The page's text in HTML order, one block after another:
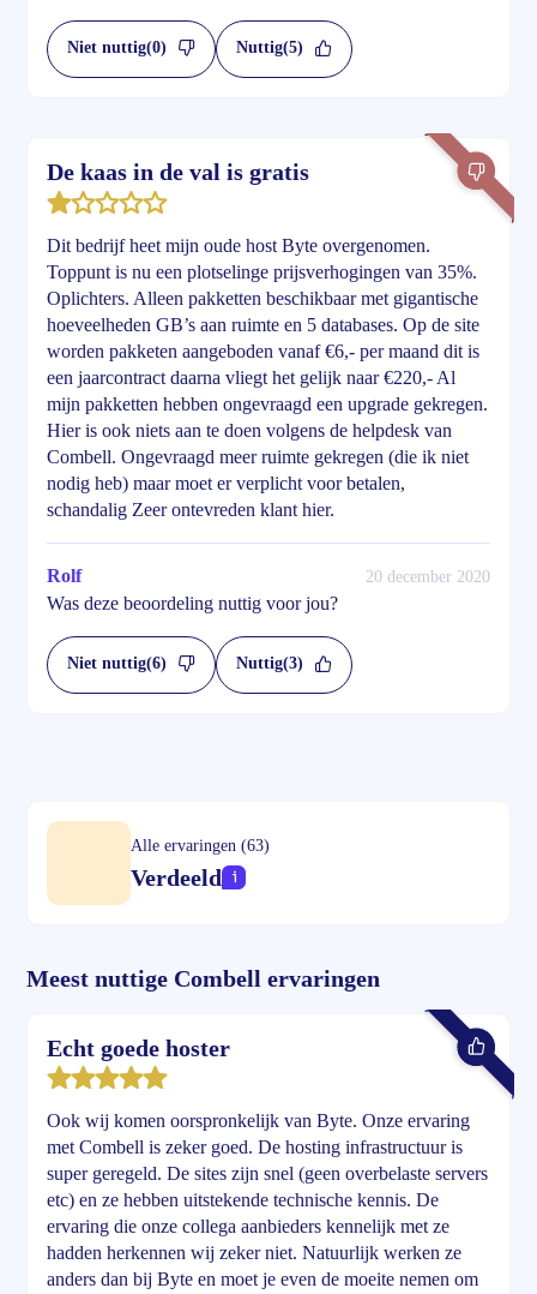
Alle ervaringen (63)
Verdeeld
Meest nuttige Combell ervaringen
Echt goede hoster
Ook wij komen oorspronkelijk van Byte. Onze ervaring
met Combell is zeker goed. De hosting infrastructuur is
super geregeld. De sites zijn snel (geen overbelaste servers
etc) en ze hebben uitstekende technische kennis. De
ervaring die onze collega aanbieders kennelijk met ze
hadden herkennen wij zeker niet. Natuurlijk werken ze
anders dan bij Byte en moet je even de moeite nemen om
Niet nuttig(0) Nuttig(5)
De kaas in de val is gratis
Dit bedrijf heet mijn oude host Byte overgenomen.
Toppunt is nu een plotselinge prijsverhogingen van 35%.
Oplichters. Alleen pakketten beschikbaar met gigantische
hoeveelheden GB’s aan ruimte en 5 databases. Op de site
worden pakketen aangeboden vanaf €6,- per maand dit is
een jaarcontract daarna vliegt het gelijk naar €220,- Al
mijn pakketten hebben ongevraagd een upgrade gekregen.
Hier is ook niets aan te doen volgens de helpdesk van
Combell. Ongevraagd meer ruimte gekregen (die ik niet
nodig heb) maar moet er verplicht voor betalen,
schandalig Zeer ontevreden klant hier.
Rolf 20 december 2020
Was deze beoordeling nuttig voor jou?
Niet nuttig(6) Nuttig(3)